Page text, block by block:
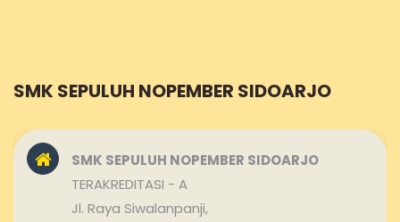
SMK SEPULUH NOPEMBER SIDOARJO
SMK SEPULUH NOPEMBER SIDOARJO
TERAKREDITASI - A
Jl. Raya Siwalanpanji,